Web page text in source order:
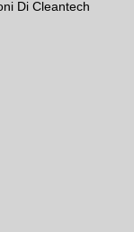
Di Cleantech